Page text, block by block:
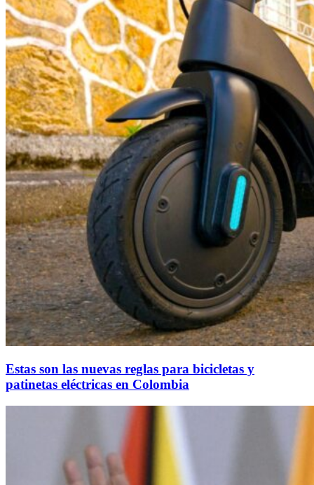
Estas son las nuevas reglas para bicicletas y
patinetas eléctricas en Colombia